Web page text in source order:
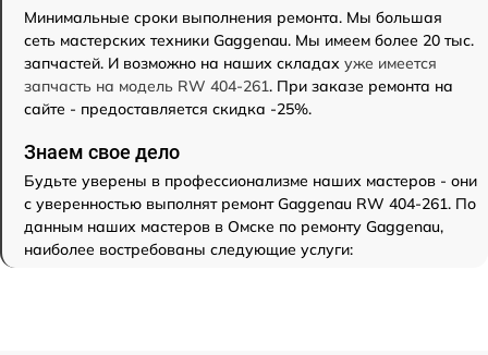
Минимальные сроки выполнения ремонта. Мы большая
сеть мастерских техники Gaggenau. Мы имеем более 20 тыс.
запчастей. И возможно на наших складах уже имеется
запчасть на модель RW 404-261. При заказе ремонта на
сайте - предоставляется скидка -25%.
Знаем свое дело
Будьте уверены в профессионализме наших мастеров - они
с уверенностью выполнят ремонт Gaggenau RW 404-261. По
данным наших мастеров в Омске по ремонту Gaggenau,
наиболее востребованы следующие услуги: